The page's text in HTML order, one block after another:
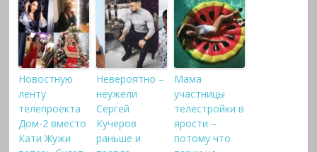
Новостную
ленту
телепроекта
Дом-2 вместо
Кати Жужи
Невероятно –
неужели
Сергей
Кучеров
раньше и
Мама
участницы
телестройки в
ярости –
потому что